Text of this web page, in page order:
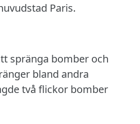
Paris.
spränga bomber och
bland andra
två flickor bomber